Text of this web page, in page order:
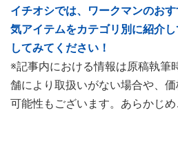
イチオシでは、ワークマンのお
気アイテムをカテゴリ別に紹介
してみてください！
※記事内における情報は原稿執筆
舗により取扱いがない場合や、
可能性もございます。あらかじめ